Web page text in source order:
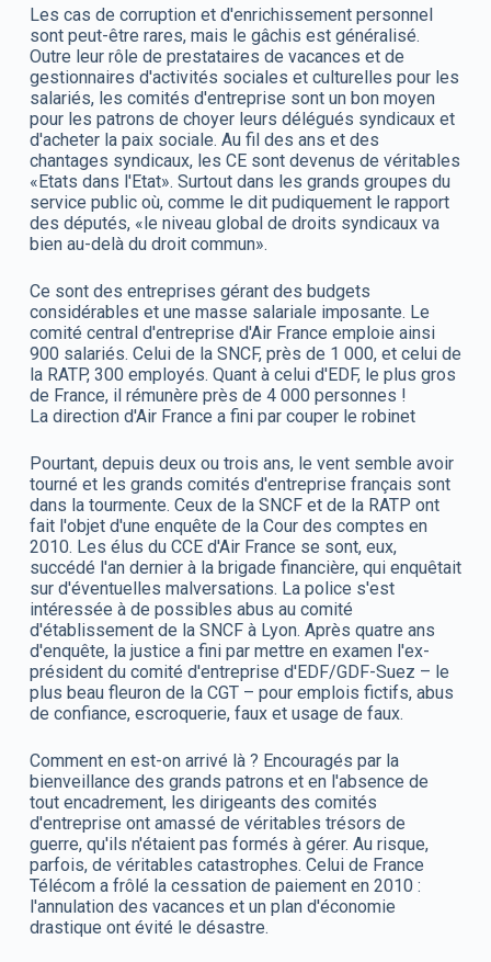
Les cas de corruption et d'enrichissement personnel
sont peut-être rares, mais le gâchis est généralisé.
Outre leur rôle de prestataires de vacances et de
gestionnaires d'activités sociales et culturelles pour les
salariés, les comités d'entreprise sont un bon moyen
pour les patrons de choyer leurs délégués syndicaux et
d'acheter la paix sociale. Au fil des ans et des
chantages syndicaux, les CE sont devenus de véritables
«Etats dans l'Etat». Surtout dans les grands groupes du
service public où, comme le dit pudiquement le rapport
des députés, «le niveau global de droits syndicaux va
bien au-delà du droit commun».
Ce sont des entreprises gérant des budgets
considérables et une masse salariale imposante. Le
comité central d'entreprise d'Air France emploie ainsi
900 salariés. Celui de la SNCF, près de 1 000, et celui de
la RATP, 300 employés. Quant à celui d'EDF, le plus gros
de France, il rémunère près de 4 000 personnes !
La direction d'Air France a fini par couper le robinet
Pourtant, depuis deux ou trois ans, le vent semble avoir
tourné et les grands comités d'entreprise français sont
dans la tourmente. Ceux de la SNCF et de la RATP ont
fait l'objet d'une enquête de la Cour des comptes en
2010. Les élus du CCE d'Air France se sont, eux,
succédé l'an dernier à la brigade financière, qui enquêtait
sur d'éventuelles malversations. La police s'est
intéressée à de possibles abus au comité
d'établissement de la SNCF à Lyon. Après quatre ans
d'enquête, la justice a fini par mettre en examen l'ex-
président du comité d'entreprise d'EDF/GDF-Suez – le
plus beau fleuron de la CGT – pour emplois fictifs, abus
de confiance, escroquerie, faux et usage de faux.
Comment en est-on arrivé là ? Encouragés par la
bienveillance des grands patrons et en l'absence de
tout encadrement, les dirigeants des comités
d'entreprise ont amassé de véritables trésors de
guerre, qu'ils n'étaient pas formés à gérer. Au risque,
parfois, de véritables catastrophes. Celui de France
Télécom a frôlé la cessation de paiement en 2010 :
l'annulation des vacances et un plan d'économie
drastique ont évité le désastre.